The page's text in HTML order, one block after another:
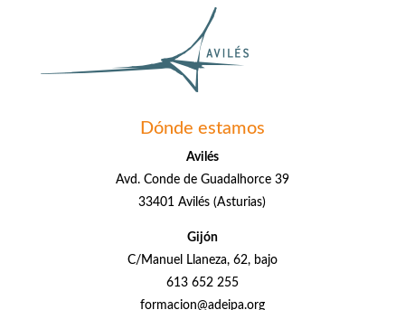
Dónde estamos
Avilés
Avd. Conde de Guadalhorce 39
33401 Avilés (Asturias)
Gijón
C/Manuel Llaneza, 62, bajo
613 652 255
formacion@adeipa.org